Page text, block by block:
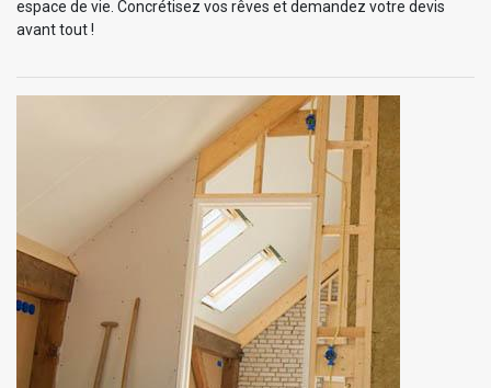
espace de vie. Concrétisez vos rêves et demandez votre devis
avant tout !